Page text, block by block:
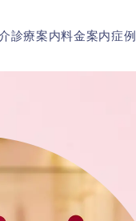
診療案内料金案内症例